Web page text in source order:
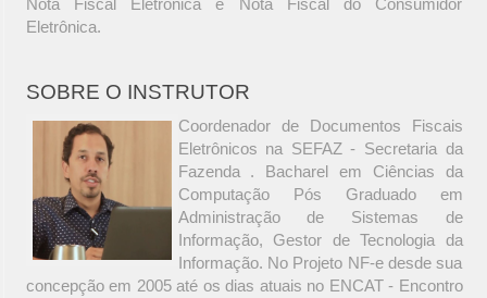
Nota Fiscal Eletrônica e Nota Fiscal do Consumidor
Eletrônica.
SOBRE O INSTRUTOR
Coordenador de Documentos Fiscais
Eletrônicos na SEFAZ - Secretaria da
Fazenda . Bacharel em Ciências da
Computação Pós Graduado em
Administração de Sistemas de
Informação, Gestor de Tecnologia da
Informação. No Projeto NF-e desde sua
concepção em 2005 até os dias atuais no ENCAT - Encontro